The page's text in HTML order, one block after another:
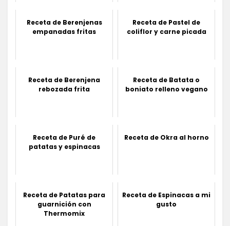
Receta de Berenjenas
empanadas fritas
Receta de Pastel de
coliflor y carne picada
Receta de Berenjena
rebozada frita
Receta de Batata o
boniato relleno vegano
Receta de Puré de
patatas y espinacas
Receta de Okra al horno
Receta de Patatas para
guarnición con
Thermomix
Receta de Espinacas a mi
gusto